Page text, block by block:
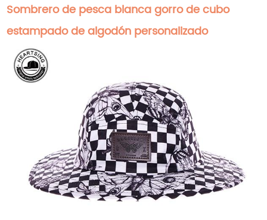
Sombrero de pesca blanca gorro de cubo
estampado de algodón personalizado